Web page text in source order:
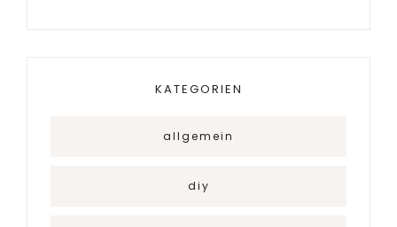
KATEGORIEN
allgemein
diy